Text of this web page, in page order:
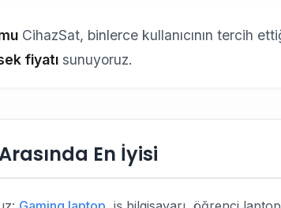
CihazSat, binlerce kullanıcının tercih
fiyatı sunuyoruz.
En İyisi